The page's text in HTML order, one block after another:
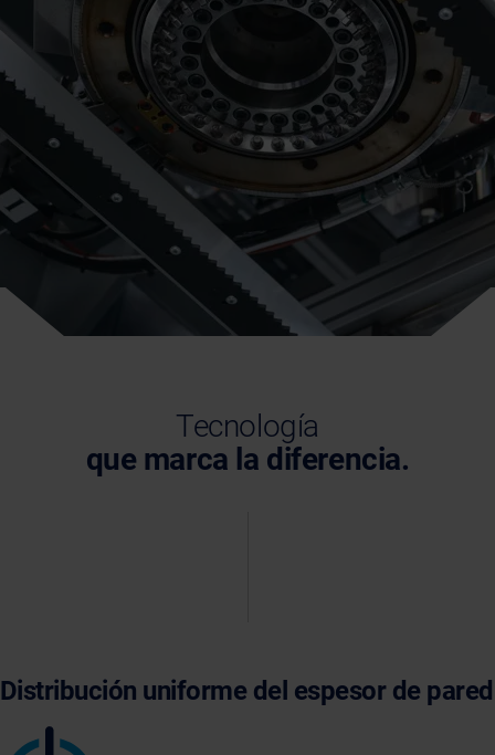
Tecnología
que marca la diferencia.
Distribución uniforme del espesor de pared